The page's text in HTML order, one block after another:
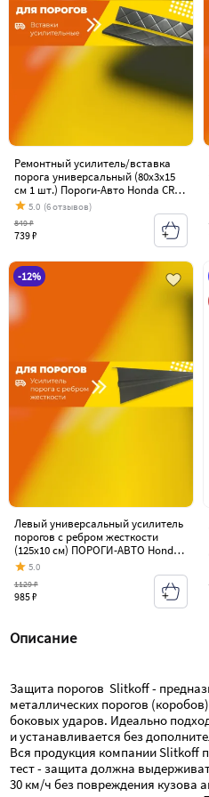
Ремонтный усилитель/вставка
порога универсальный (80х3х15
см 1 шт.) Пороги-Авто Honda CR-V
RE1,RE2,RE3,RE4,RE5,RE7
дорестайлинг (2007-2010)
5.0 (6 отзывов)
739 ₽
849 ₽
-12%
Левый универсальный усилитель
порогов с ребром жесткости
(125х10 см) ПОРОГИ-АВТО Honda
CR-V RE1,RE2,RE3,RE4,RE5,RE7
5.0
985 ₽
1129 ₽
Описание
Защита порогов  Slitkoff -
металлических порогов
боковых ударов. Идеально
и устанавливается без
Вся продукция компании Slitkoff
тест - защита должна
30 км/ч без повреждения кузова